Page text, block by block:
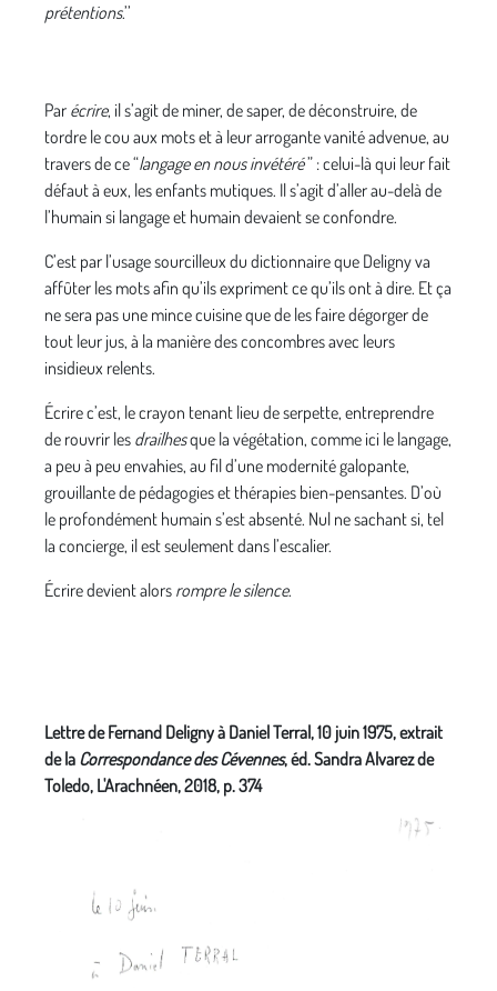
prétentions.’’
Par écrire, il s’agit de miner, de saper, de déconstruire, de
tordre le cou aux mots et à leur arrogante vanité advenue, au
travers de ce “langage en nous invétéré” : celui-là qui leur fait
défaut à eux, les enfants mutiques. Il s’agit d’aller au-delà de
l’humain si langage et humain devaient se confondre.
C’est par l’usage sourcilleux du dictionnaire que Deligny va
affûter les mots afin qu’ils expriment ce qu’ils ont à dire. Et ça
ne sera pas une mince cuisine que de les faire dégorger de
tout leur jus, à la manière des concombres avec leurs
insidieux relents.
Écrire c’est, le crayon tenant lieu de serpette, entreprendre
de rouvrir les drailhesque la végétation, comme ici le langage,
a peu à peu envahies, au fil d’une modernité galopante,
grouillante de pédagogies et thérapies bien-pensantes. D’où
le profondément humain s’est absenté. Nul ne sachant si, tel
la concierge, il est seulement dans l’escalier.
Écrire devient alors rompre le silence.
Lettre de Fernand Deligny à Daniel Terral, 10 juin 1975, extrait
de la Correspondance des Cévennes, éd. Sandra Alvarez de
Toledo, L'Arachnéen, 2018, p. 374